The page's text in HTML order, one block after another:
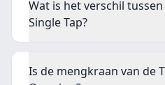
Wat is het verschil
Single Tap?
Is de mengkraan van de